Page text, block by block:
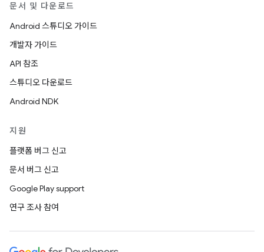
문서 및 다운로드
Android 스튜디오 가이드
개발자 가이드
API 참조
스튜디오 다운로드
Android NDK
지원
플랫폼 버그 신고
문서 버그 신고
Google Play support
연구 조사 참여